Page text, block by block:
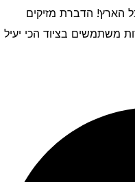
הגעה לכל הארץ! הדברת מזיקים
משתמשים בציוד הכי יעיל